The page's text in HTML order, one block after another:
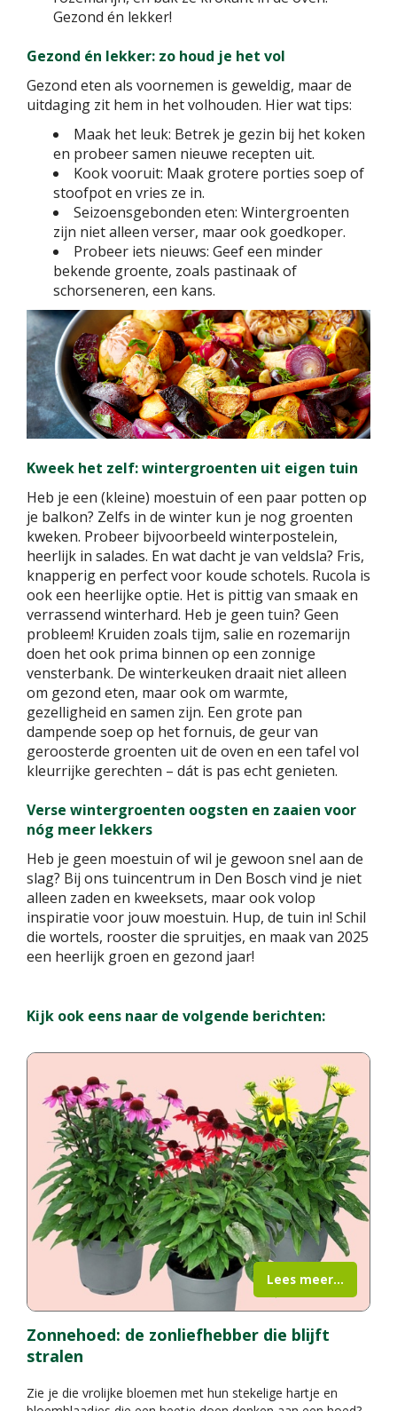
Gezond én lekker!
Gezond én lekker: zo houd je het vol
Gezond eten als voornemen is geweldig, maar de
uitdaging zit hem in het volhouden. Hier wat tips:
Maak het leuk: Betrek je gezin bij het koken
en probeer samen nieuwe recepten uit.
Kook vooruit: Maak grotere porties soep of
stoofpot en vries ze in.
Seizoensgebonden eten: Wintergroenten
zijn niet alleen verser, maar ook goedkoper.
Probeer iets nieuws: Geef een minder
bekende groente, zoals pastinaak of
schorseneren, een kans.
Kweek het zelf: wintergroenten uit eigen tuin
Heb je een (kleine) moestuin of een paar potten op
je balkon? Zelfs in de winter kun je nog groenten
kweken. Probeer bijvoorbeeld winterpostelein,
heerlijk in salades. En wat dacht je van veldsla? Fris,
knapperig en perfect voor koude schotels. Rucola is
ook een heerlijke optie. Het is pittig van smaak en
verrassend winterhard. Heb je geen tuin? Geen
probleem! Kruiden zoals tijm, salie en rozemarijn
doen het ook prima binnen op een zonnige
vensterbank. De winterkeuken draait niet alleen
om gezond eten, maar ook om warmte,
gezelligheid en samen zijn. Een grote pan
dampende soep op het fornuis, de geur van
geroosterde groenten uit de oven en een tafel vol
kleurrijke gerechten – dát is pas echt genieten.
Verse wintergroenten oogsten en zaaien voor
nóg meer lekkers
Heb je geen moestuin of wil je gewoon snel aan de
slag? Bij ons tuincentrum in Den Bosch vind je niet
alleen zaden en kweeksets, maar ook volop
inspiratie voor jouw moestuin. Hup, de tuin in! Schil
die wortels, rooster die spruitjes, en maak van 2025
een heerlijk groen en gezond jaar!
Kijk ook eens naar de volgende berichten:
Zonnehoed: de zonliefhebber die blijft
stralen
Zie je die vrolijke bloemen met hun stekelige hartje en
Lees meer...